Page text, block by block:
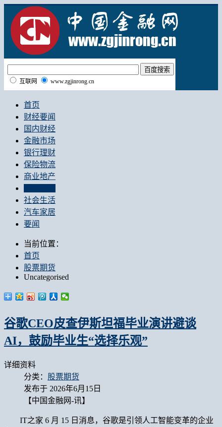
互联网 www.zgjinrong.cn
首页
财经要闻
国内财经
金融市场
银行理财
保险物流
商业地产
社会生活
汽车家居
要闻
当前位置：
首页
股票期货
Uncategorised
谷歌CEO皮查伊斯坦福毕业演讲避谈
AI，鼓励毕业生“选择乐观”
详细资料
分类： 股票期货
发布于 2026年6月15日
【中国金融网-讯】
IT之家 6 月 15 日消息，谷歌是引领人工智能变革的企业